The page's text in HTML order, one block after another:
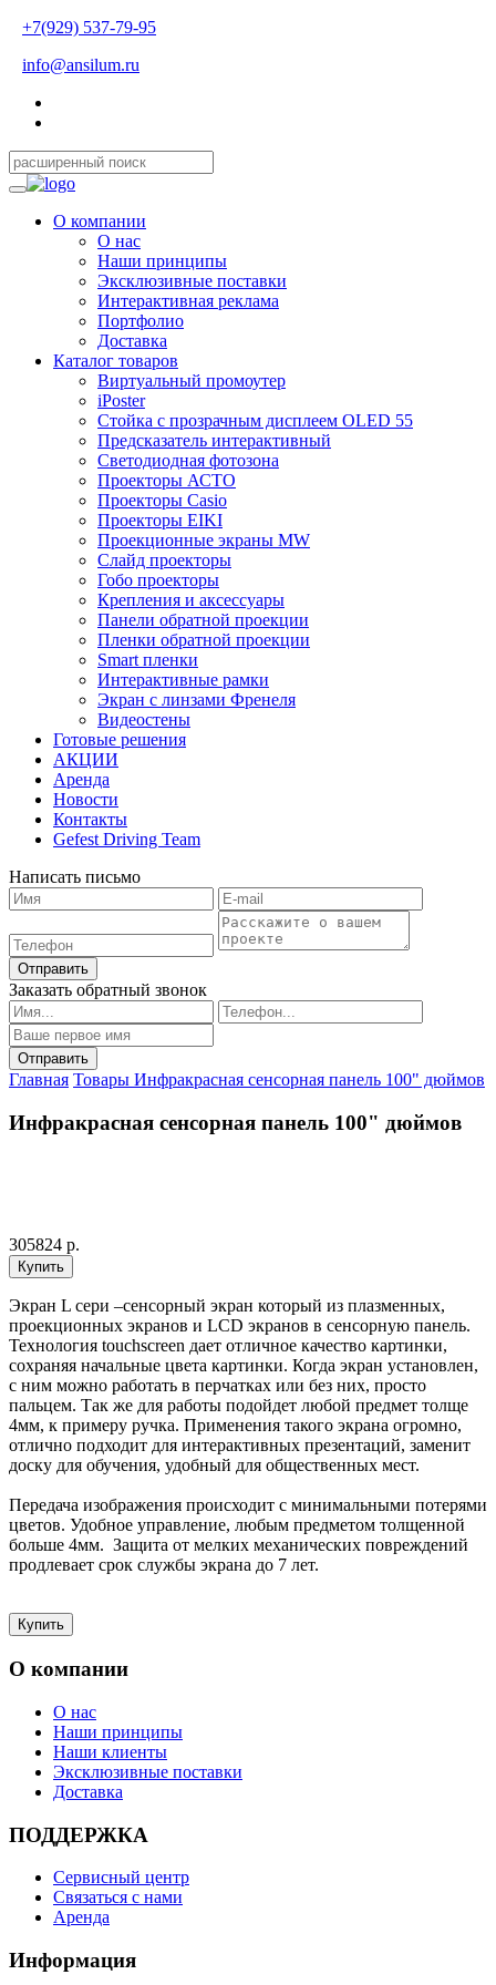
+7(929) 537-79-95
info@ansilum.ru
О компании
О нас
Наши принципы
Эксклюзивные поставки
Интерактивная реклама
Портфолио
Доставка
Каталог товаров
Виртуальный промоутер
iPoster
Стойка с прозрачным дисплеем OLED 55
Предсказатель интерактивный
Светодиодная фотозона
Проекторы АСТО
Проекторы Casio
Проекторы EIKI
Проекционные экраны MW
Слайд проекторы
Гобо проекторы
Крепления и аксессуары
Панели обратной проекции
Пленки обратной проекции
Smart пленки
Интерактивные рамки
Экран с линзами Френеля
Видеостены
Готовые решения
АКЦИИ
Аренда
Новости
Контакты
Gefest Driving Team
Написать письмо
Отправить
Заказать обратный звонок
Главная Товары Инфракрасная сенсорная панель 100" дюймов
Инфракрасная сенсорная панель 100" дюймов
305824 р.
Экран L сери –сенсорный экран который из плазменных,
проекционных экранов и LCD экранов в сенсорную панель.
Технология touchscreen дает отличное качество картинки,
сохраняя начальные цвета картинки. Когда экран установлен,
с ним можно работать в перчатках или без них, просто
пальцем. Так же для работы подойдет любой предмет толще
4мм, к примеру ручка. Применения такого экрана огромно,
отлично подходит для интерактивных презентаций, заменит
доску для обучения, удобный для общественных мест.
Передача изображения происходит с минимальными потерями
цветов. Удобное управление, любым предметом толщенной
больше 4мм. Защита от мелких механических повреждений
продлевает срок службы экрана до 7 лет.
О компании
О нас
Наши принципы
Наши клиенты
Эксклюзивные поставки
Доставка
ПОДДЕРЖКА
Сервисный центр
Связаться с нами
Аренда
Информация